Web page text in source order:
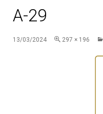
A-29
13/03/2024 297 × 196